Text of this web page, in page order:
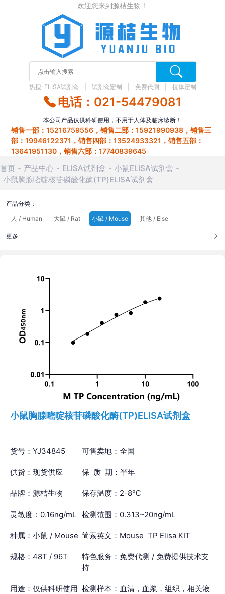
欢迎您来到源桔生物！
热搜: ELISA试剂盒 试剂盒定制 免费代测 抗体定制
电话：021-54479081
本公司产品仅供科研使用，不用于人体及临床诊断！
销售一部：15216759556，销售二部：15921990938，销售三
部：19946122371，销售四部：13524933321，销售五部：
13641951130，销售六部：17740839645
首页 产品中心 ELISA试剂盒
小鼠ELISA试剂盒
小鼠胸腺嘧啶核苷磷酸化酶(TP)ELISA试剂盒
产品分类：
人 / Human
大鼠 / Rat 小鼠 / Mouse 其他 / Else
更多
小鼠胸腺嘧啶核苷磷酸化酶(TP)ELISA试剂盒
货号：YJ34845 可售卖地：全国
供货：现货供应 保 质 期：半年
品牌：源桔生物 保存温度：2-8℃
灵敏度：0.16ng/mL 检测范围：0.313~20ng/mL
种属：小鼠 / Mouse 简索英文：Mouse TP Elisa KIT
规格：48T / 96T
特色服务：免费代测 / 免费提供技术支
持
用途：仅供科研使用 检测样本：血清，血浆，组织，相关液